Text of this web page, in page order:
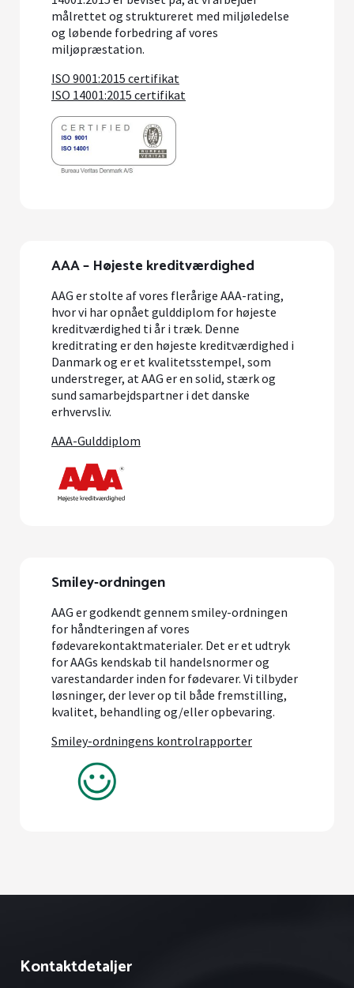
målrettet og struktureret med miljøledelse
og løbende forbedring af vores
miljøpræstation.
ISO 9001:2015 certifikat
ISO 14001:2015 certifikat
AAA – Højeste kreditværdighed
AAG er stolte af vores flerårige AAA-rating,
hvor vi har opnået gulddiplom for højeste
kreditværdighed ti år i træk. Denne
kreditrating er den højeste kreditværdighed i
Danmark og er et kvalitetsstempel, som
understreger, at AAG er en solid, stærk og
sund samarbejdspartner i det danske
erhvervsliv.
AAA-Gulddiplom
Smiley-ordningen
AAG er godkendt gennem smiley-ordningen
for håndteringen af vores
fødevarekontaktmaterialer. Det er et udtryk
for AAGs kendskab til handelsnormer og
varestandarder inden for fødevarer. Vi tilbyder
løsninger, der lever op til både fremstilling,
kvalitet, behandling og/eller opbevaring.
Smiley-ordningens kontrolrapporter
Kontaktdetaljer